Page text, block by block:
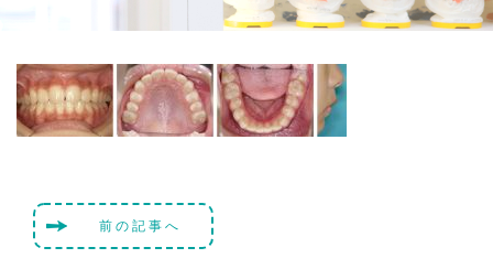
前の記事へ